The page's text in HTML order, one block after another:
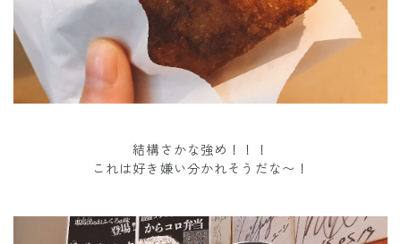
結構さかな強め！！！
これは好き嫌い分かれそうだな〜！